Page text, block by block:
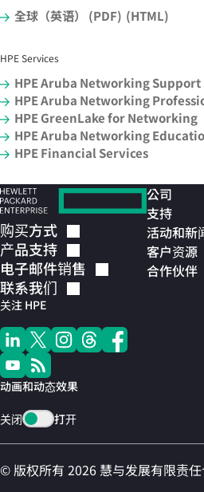
全球（英语） (PDF) (HTML)
HPE Services
HPE Aruba Networking Support
HPE Aruba Networking
HPE GreenLake for Networking
HPE Aruba Networking
HPE Financial Services
购买方式
产品支持
电子邮件销售
联系我们
关注 HPE
动画和动态效果
关闭 打开
公司
支持
活动和新
客户资源
合作伙伴
© 版权所有 2026 慧与发展有限责